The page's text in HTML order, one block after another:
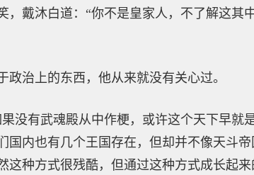
，戴沐白道：“你不是皇家人，不了解这其
政治上的东西，他从来就没有关心过。
没有武魂殿从中作梗，或许这个天下早就
国内也有几个王国存在，但却并不像天斗
这种方式很残酷，但通过这种方式成长起